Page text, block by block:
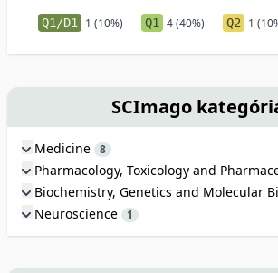
Q1/D1 1 (10%) Q1 4 (40%) Q2 1
SCImago
Medicine 8
Pharmacology, Toxicology and
Biochemistry, Genetics and Molecular
Neuroscience 1